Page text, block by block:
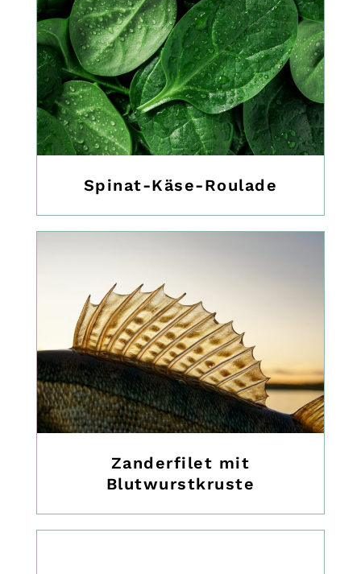
Spinat-Käse-Roulade
Zanderfilet mit
Blutwurstkruste